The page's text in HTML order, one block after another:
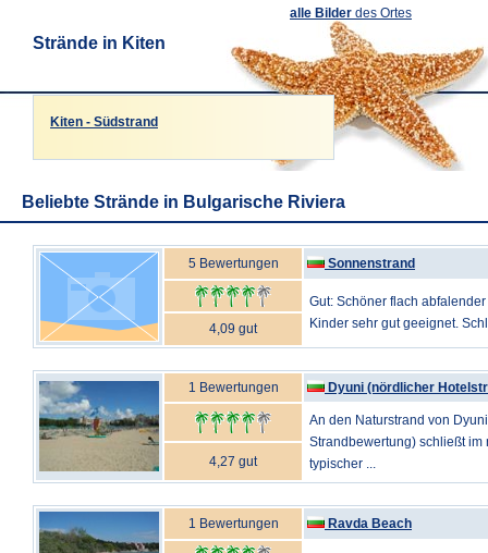
alle Bilder des Ortes
Strände in Kiten
Kiten - Südstrand
Beliebte Strände in Bulgarische Riviera
5 Bewertungen Sonnenstrand
Gut: Schöner flach
Kinder sehr gut geeignet.
4,09 gut
1 Bewertungen Dyuni (nördlicher
An den Naturstrand von
Strandbewertung) schließt
typischer ...
4,27 gut
1 Bewertungen Ravda Beach